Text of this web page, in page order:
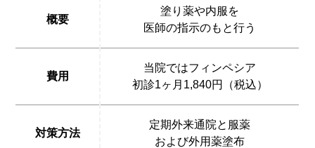
概要
塗り薬や内服を
医師の指示のもと行う
費用
当院ではフィンペシア
初診1ヶ月1,840円（税込）
対策方法
定期外来通院と服薬
および外用薬塗布